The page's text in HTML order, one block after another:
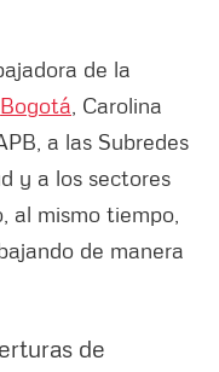
de la
Bogotá , Carolina
a las Subredes
y a los sectores
al mismo tiempo,
de manera
de